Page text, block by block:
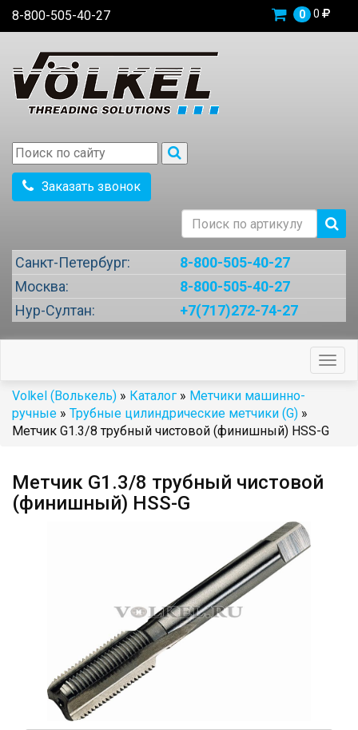
8-800-505-40-27 0 0
Заказать звонок
Санкт-Петербург:
8-800-505-40-27
Москва:
8-800-505-40-27
Нур-Султан:
+7(717)272-74-27
Volkel (Волькель) » Каталог » Метчики машинно-
ручные » Трубные цилиндрические метчики (G) »
Метчик G1.3/8 трубный чистовой (финишный) HSS-G
Метчик G1.3/8 трубный чистовой
(финишный) HSS-G